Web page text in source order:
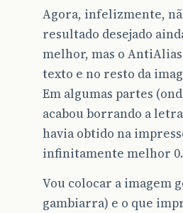
Agora, infelizmente,
resultado desejado
melhor, mas o
texto e no resto da
Em algumas partes
acabou borrando a
havia obtido na
infinitamente melhor
Vou colocar a imagem
gambiarra) e o que